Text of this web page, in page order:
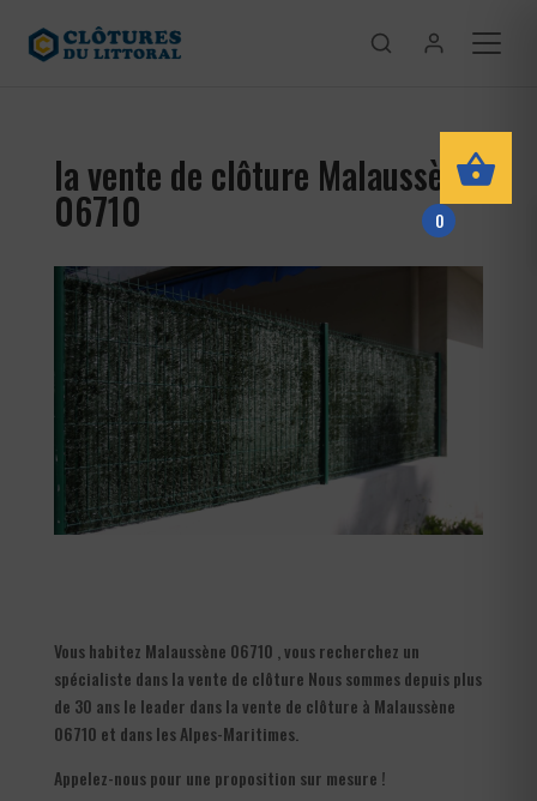
la vente de clôture Malaussène
06710
Vous habitez Malaussène 06710 , vous recherchez un
spécialiste dans la vente de clôture Nous sommes depuis plus
de 30 ans le leader dans la vente de clôture à Malaussène
06710 et dans les Alpes-Maritimes.
Appelez-nous pour une proposition sur mesure !
0